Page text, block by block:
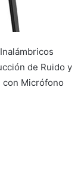
de Ruido y
con Micrófono